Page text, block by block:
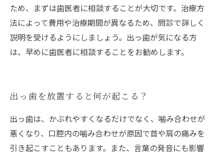
ため、まずは歯医者に相談することが大切です。治療方
法によって費用や治療期間が異なるため、問診で詳しく
説明を受けるようにしましょう。出っ歯が気になる方
は、早めに歯医者に相談することをお勧めします。
出っ歯を放置すると何が起こる？
出っ歯は、かぶれやすくなるだけでなく、噛み合わせが
悪くなり、口腔内の噛み合わせが原因で首や肩の痛みを
引き起こすこともあります。また、言葉の発音にも影響